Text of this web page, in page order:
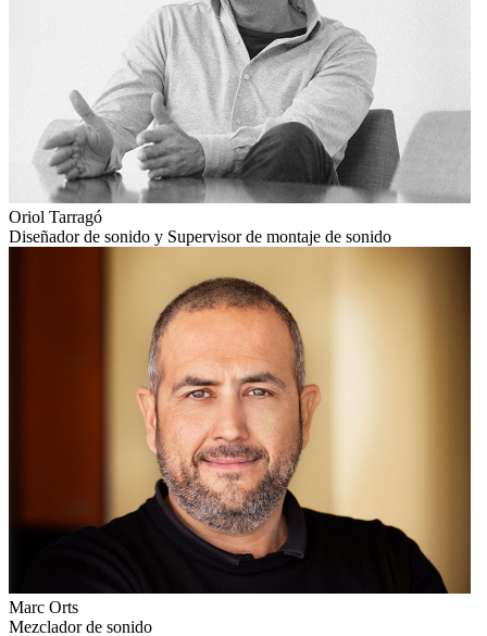
Oriol Tarragó
Diseñador de sonido y Supervisor de montaje de sonido
Marc Orts
Mezclador de sonido